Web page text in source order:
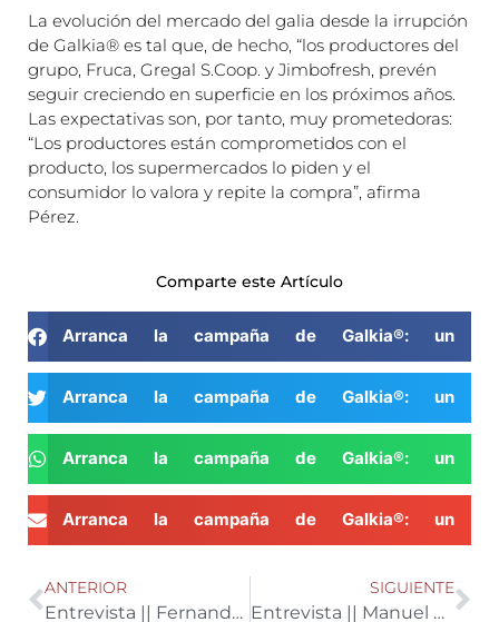
La evolución del mercado del galia desde la irrupción
de Galkia® es tal que, de hecho, “los productores del
grupo, Fruca, Gregal S.Coop. y Jimbofresh, prevén
seguir creciendo en superficie en los próximos años.
Las expectativas son, por tanto, muy prometedoras:
“Los productores están comprometidos con el
producto, los supermercados lo piden y el
consumidor lo valora y repite la compra”, afirma
Pérez.
Comparte este Artículo
Arranca la campaña de Galkia®: un
Arranca la campaña de Galkia®: un
Arranca la campaña de Galkia®: un
Arranca la campaña de Galkia®: un
ANTERIOR
Entrevista || Fernando González, Presidente de Huelva Riega
SIGUIENTE
Entrevista || Manuel Carmona, Fundación AgroEcosistemas